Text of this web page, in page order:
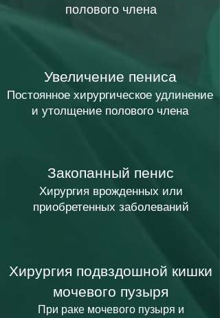
полового члена
Увеличение пениса
Постоянное хирургическое удлинение
и утолщение полового члена
Закопанный пенис
Хирургия врожденных или
приобретенных заболеваний
Хирургия подвздошной кишки
мочевого пузыря
При раке мочевого пузыря и